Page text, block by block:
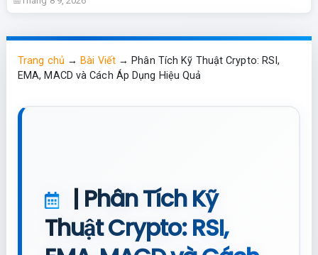
Trang chủ →Bài Viết→Phân Tích Kỹ Thuật Crypto: RSI,
EMA, MACD và Cách Áp Dụng Hiệu Quả
| Phân Tích Kỹ
Thuật Crypto: RSI,